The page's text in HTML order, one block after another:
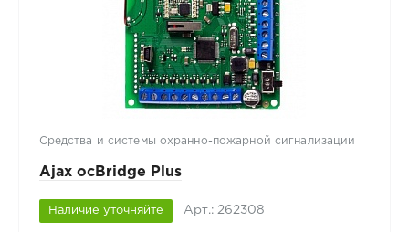
Средства и системы охранно-пожарной сигнализации
Ajax ocBridge Plus
Наличие уточняйте Арт.: 262308